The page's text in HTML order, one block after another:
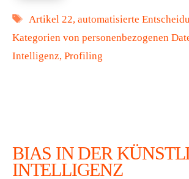
Schlagwörter
Artikel 22,automatisierte
Kategorien von personenbezogenen
Intelligenz, Profiling
BIAS IN DER
INTELLIGENZ